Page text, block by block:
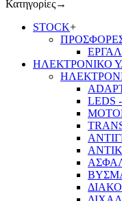
Κατηγορίες→
STOCK+
ΗΛΕΚΤΡΟΝΙΚΟ
LEDS